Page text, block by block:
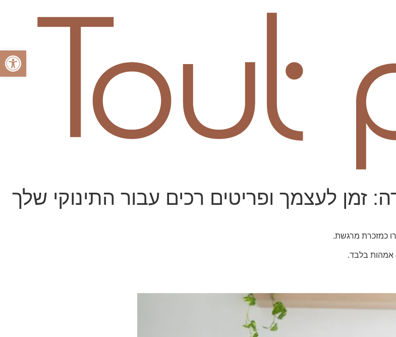
זמן לעצמך ופריטים רכים עבור התינוקי שלך
כמזכרת מרגשת.
פתח